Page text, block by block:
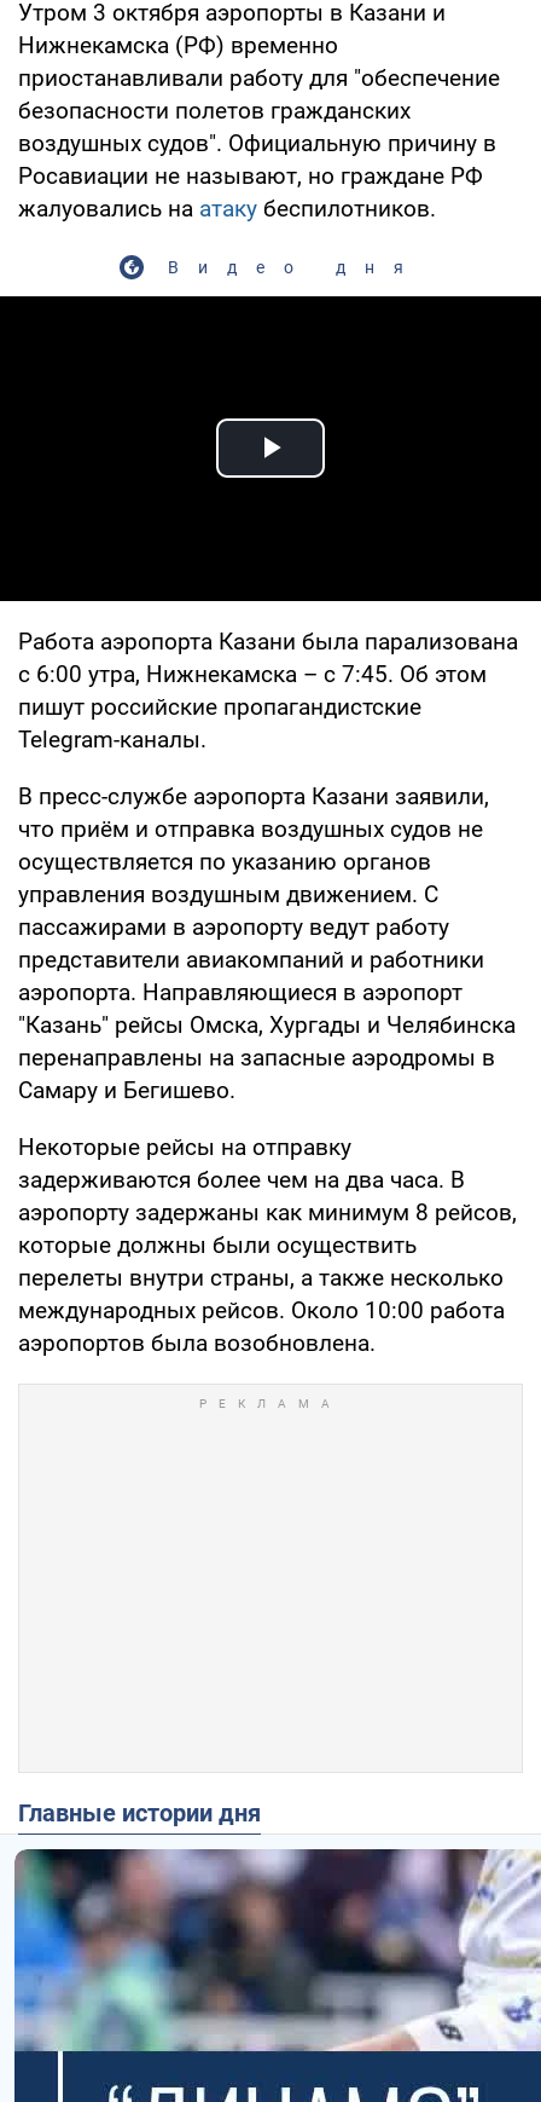
Утром 3 октября аэропорты в Казани и
Нижнекамска (РФ) временно
приостанавливали работу для "обеспечение
безопасности полетов гражданских
воздушных судов". Официальную причину в
Росавиации не называют, но граждане РФ
жалуовались на атаку беспилотников.
Видео дня
Play Video
Работа аэропорта Казани была парализована
с 6:00 утра, Нижнекамска – с 7:45. Об этом
пишут российские пропагандистские
Telegram-каналы.
В пресс-службе аэропорта Казани заявили,
что приём и отправка воздушных судов не
осуществляется по указанию органов
управления воздушным движением. С
пассажирами в аэропорту ведут работу
представители авиакомпаний и работники
аэропорта. Направляющиеся в аэропорт
"Казань" рейсы Омска, Хургады и Челябинска
перенаправлены на запасные аэродромы в
Самару и Бегишево.
Некоторые рейсы на отправку
задерживаются более чем на два часа. В
аэропорту задержаны как минимум 8 рейсов,
которые должны были осуществить
перелеты внутри страны, а также несколько
международных рейсов. Около 10:00 работа
аэропортов была возобновлена.
Главные истории дня